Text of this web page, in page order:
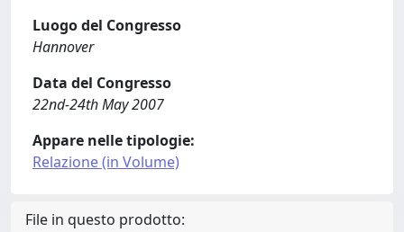
Luogo del Congresso
Hannover
Data del Congresso
22nd-24th May 2007
Appare nelle tipologie:
Relazione (in Volume)
File in questo prodotto: